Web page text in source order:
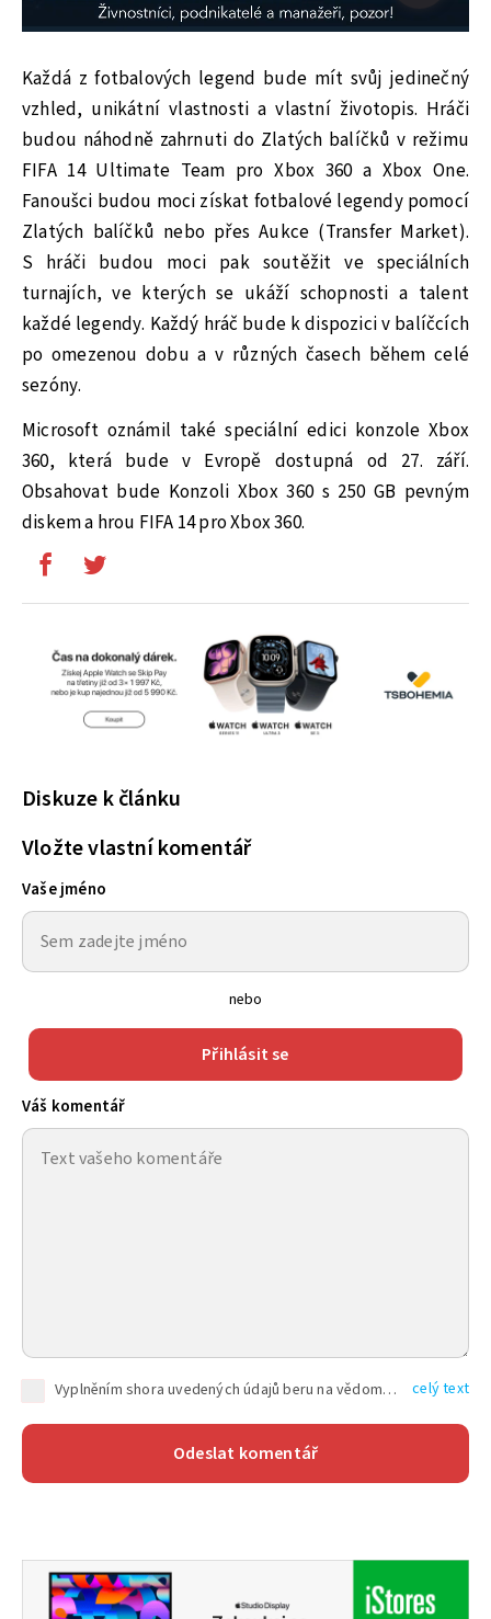
Každá z fotbalových legend bude mít svůj jedinečný
vzhled, unikátní vlastnosti a vlastní životopis. Hráči
budou náhodně zahrnuti do Zlatých balíčků v režimu
FIFA 14 Ultimate Team pro Xbox 360 a Xbox One.
Fanoušci budou moci získat fotbalové legendy pomocí
Zlatých balíčků nebo přes Aukce (Transfer Market).
S hráči budou moci pak soutěžit ve speciálních
turnajích, ve kterých se ukáží schopnosti a talent
každé legendy. Každý hráč bude k dispozici v balíčcích
po omezenou dobu a v různých časech během celé
sezóny.
Microsoft oznámil také speciální edici konzole Xbox
360, která bude v Evropě dostupná od 27. září.
Obsahovat bude Konzoli Xbox 360 s 250 GB pevným
diskem a hrou FIFA 14 pro Xbox 360.
Diskuze k článku
Vložte vlastní komentář
Vaše jméno
nebo
Přihlásit se
Váš komentář
Vyplněním shora uvedených údajů beru na vědomí, že společnost TEXT FACTORY s.r.o., sídlem Brno, Durďákova 336/29, Černá Pole, PSČ: 613 00, IČ: 06157831, zapsané u Krajského soudu v Brně, oddíl C, vložka 100399, bude zpracovávat mé osobní údaje uvedené v rámci mnou vyplněného registračního formuláře na základě oprávněných zájmů TEXT FACTORY s.r.o. dle čl. 6 odst. 1 písm. f) GDPR a pro splnění právních povinností (čl. 6 odst. 1 písm. c) GDPR), a to pro tyto účely: nezbytnost zajistit oprávnění návštěvníka webových stránek provozovaných společností TEXT FACTORY s.r.o. přispívat aktivně ke zveřejněným článkům nebo v rámci diskusních fór a výkon práv TEXT FACTORY s.r.o. jako administrátora těchto diskusních fór. Více informací o zpracování osobních údajů a právech lze nalézt v celý text